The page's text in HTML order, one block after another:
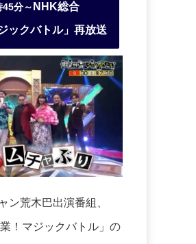
分～ NHK総合
ックバトル」再放送
ン荒木巴出演番組、
！マジックバトル」の